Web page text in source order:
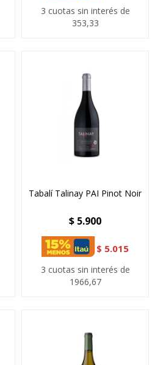
3 cuotas sin interés de
353,33
Tabalí Talinay PAI Pinot Noir
$ 5.900
$ 5.015
3 cuotas sin interés de
1966,67